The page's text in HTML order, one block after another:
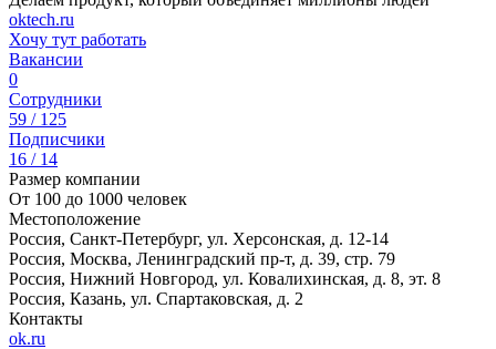
oktech.ru
Хочу тут работать
Вакансии
0
Сотрудники
59 / 125
Подписчики
16 / 14
Размер компании
От 100 до 1000 человек
Местоположение
Россия, Санкт-Петербург, ул. Херсонская, д. 12-14
Россия, Москва, Ленинградский пр-т, д. 39, стр. 79
Россия, Нижний Новгород, ул. Ковалихинская, д. 8, эт. 8
Россия, Казань, ул. Спартаковская, д. 2
Контакты
ok.ru